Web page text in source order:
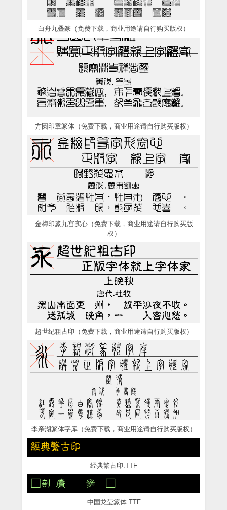
白舟九叠篆（免费下载，商业用途请自行购买版权）
方圆印章篆体（免费下载，商业用途请自行购买版权）
金梅印篆九宫实心（免费下载，商业用途请自行购买版
权）
超世纪粗古印（免费下载，商业用途请自行购买版权）
李亲湖篆体字库（免费下载，商业用途请自行购买版权）
经典繁古印.TTF
中国龙莹篆体.TTF